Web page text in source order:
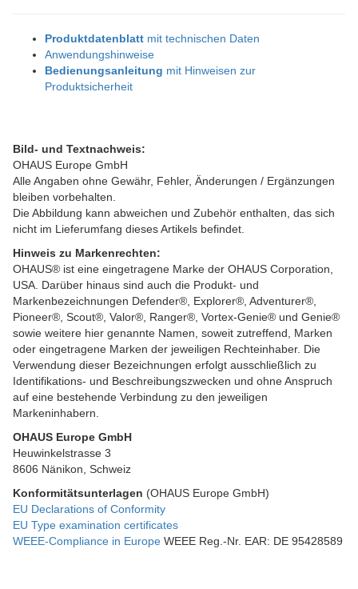
Produktdatenblatt mit technischen Daten
Anwendungshinweise
Bedienungsanleitung mit Hinweisen zur
Produktsicherheit
Bild- und Textnachweis:
OHAUS Europe GmbH
Alle Angaben ohne Gewähr, Fehler, Änderungen / Ergänzungen
bleiben vorbehalten.
Die Abbildung kann abweichen und Zubehör enthalten, das sich
nicht im Lieferumfang dieses Artikels befindet.
Hinweis zu Markenrechten:
OHAUS® ist eine eingetragene Marke der OHAUS Corporation,
USA. Darüber hinaus sind auch die Produkt- und
Markenbezeichnungen Defender®, Explorer®, Adventurer®,
Pioneer®, Scout®, Valor®, Ranger®, Vortex-Genie® und Genie®
sowie weitere hier genannte Namen, soweit zutreffend, Marken
oder eingetragene Marken der jeweiligen Rechteinhaber. Die
Verwendung dieser Bezeichnungen erfolgt ausschließlich zu
Identifikations- und Beschreibungszwecken und ohne Anspruch
auf eine bestehende Verbindung zu den jeweiligen
Markeninhabern.
OHAUS Europe GmbH
Heuwinkelstrasse 3
8606 Nänikon, Schweiz
Konformitätsunterlagen (OHAUS Europe GmbH)
EU Declarations of Conformity
EU Type examination certificates
WEEE-Compliance in Europe WEEE Reg.-Nr. EAR: DE 95428589